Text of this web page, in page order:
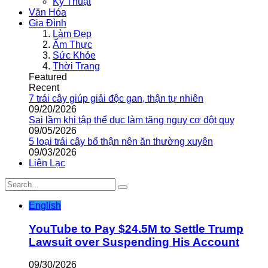
Văn Hóa
Gia Đình
Làm Đẹp
Ẩm Thực
Sức Khỏe
Thời Trang
Featured
Recent
7 trái cây giúp giải độc gan, thận tự nhiên
09/20/2026
Sai lầm khi tập thể dục làm tăng nguy cơ đột quỵ
09/05/2026
5 loại trái cây bổ thận nên ăn thường xuyên
09/03/2026
Liên Lạc
English
YouTube to Pay $24.5M to Settle Trump
Lawsuit over Suspending His Account
09/30/2026